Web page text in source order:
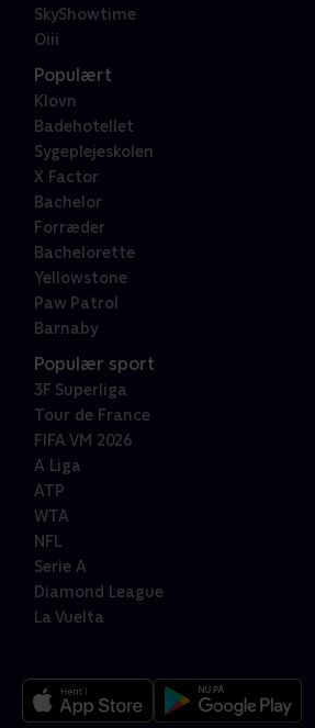
SkyShowtime
Oiii
Populært
Klovn
Badehotellet
Sygeplejeskolen
X Factor
Bachelor
Forræder
Bachelorette
Yellowstone
Paw Patrol
Barnaby
Populær sport
3F Superliga
Tour de France
FIFA VM 2026
A Liga
ATP
WTA
NFL
Serie A
Diamond League
La Vuelta